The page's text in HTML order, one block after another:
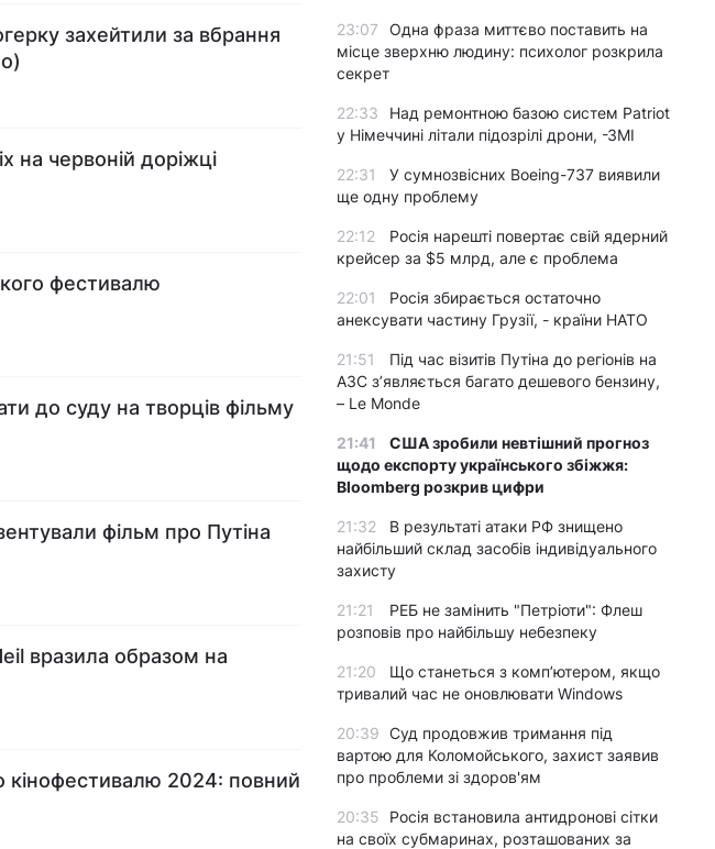
захейтили за вбрання
на червоній доріжці
фестивалю
до суду на творців фільму
фільм про Путіна
вразила образом на
кінофестивалю 2024: повний
23:07
Одна фраза миттєво поставить на
місце зверхню людину: психолог розкрила
секрет
22:33
Над ремонтною базою систем Patriot
у Німеччині літали підозрілі дрони, -ЗМІ
22:31
У сумнозвісних Boeing-737 виявили
ще одну проблему
22:12
Росія нарешті повертає свій ядерний
крейсер за $5 млрд, але є проблема
22:01
Росія збирається остаточно
анексувати частину Грузії, - країни НАТО
21:51
Під час візитів Путіна до регіонів на
АЗС з’являється багато дешевого бензину,
– Le Monde
21:41
США зробили невтішний прогноз
щодо експорту українського збіжжя:
Bloomberg розкрив цифри
21:32
В результаті атаки РФ знищено
найбільший склад засобів індивідуального
захисту
21:21
РЕБ не замінить "Петріоти": Флеш
розповів про найбільшу небезпеку
21:20
Що станеться з комп’ютером, якщо
тривалий час не оновлювати Windows
20:39 Суд продовжив тримання під
вартою для Коломойського, захист заявив
про проблеми зі здоров'ям
20:35
Росія встановила антидронові сітки
на своїх субмаринах, розташованих за